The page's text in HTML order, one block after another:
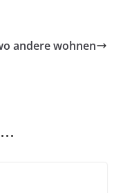
andere wohnen